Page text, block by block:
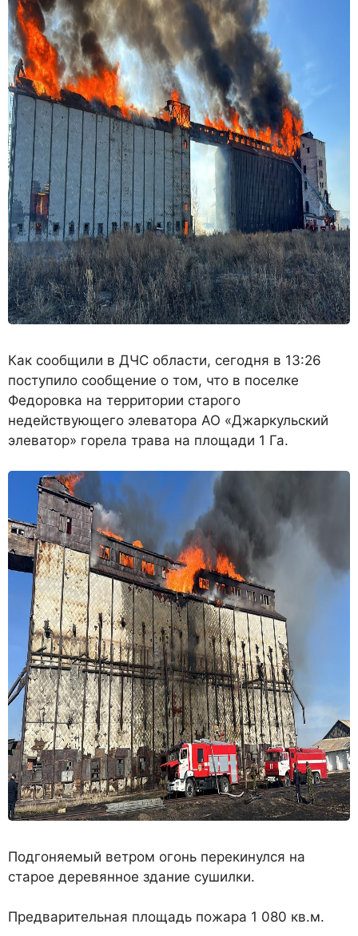
Как сообщили в ДЧС области, сегодня в 13:26
поступило сообщение о том, что в поселке
Федоровка на территории старого
недействующего элеватора АО «Джаркульский
элеватор» горела трава на площади 1 Га.
Подгоняемый ветром огонь перекинулся на
старое деревянное здание сушилки.
Предварительная площадь пожара 1 080 кв.м.